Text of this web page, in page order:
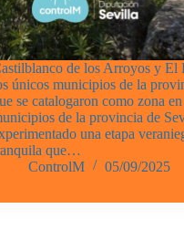
de los Arroyos y El
únicos municipios de la
se catalogaron como zona
de la provincia de
una etapa
que…
ControlM
05/09/2025